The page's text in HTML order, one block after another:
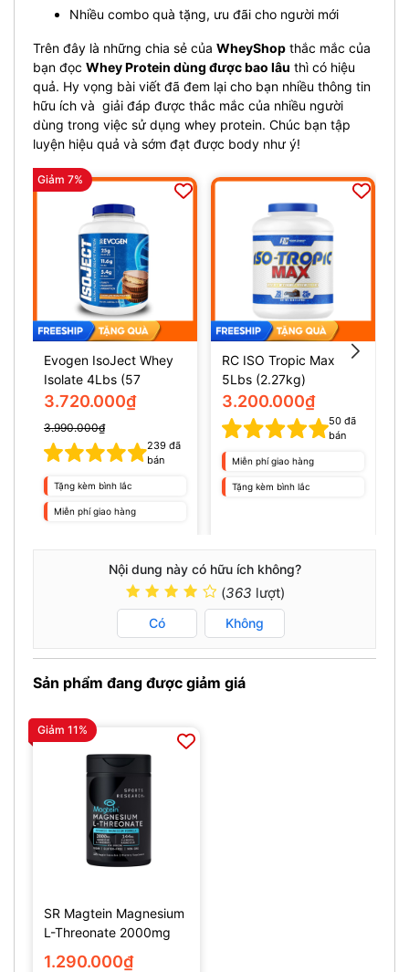
Nhiều combo quà tặng, ưu đãi cho người mới
Trên đây là những chia sẻ của WheyShop thắc mắc của
bạn đọc Whey Protein dùng được bao lâu thì có hiệu
quả. Hy vọng bài viết đã đem lại cho bạn nhiều thông tin
hữu ích và giải đáp được thắc mắc của nhiều người
dùng trong việc sử dụng whey protein. Chúc bạn tập
luyện hiệu quả và sớm đạt được body như ý!
Giảm 7%
Evogen IsoJect Whey
Isolate 4Lbs (57
servings)
3.720.000₫
3.990.000₫
239 đã
bán
Tặng kèm bình lắc
Miễn phí giao hàng
RC ISO Tropic Max
5Lbs (2.27kg)
3.200.000₫
50 đã
bán
Miễn phí giao hàng
Tặng kèm bình lắc
Nội dung này có hữu ích không?
(363 lượt)
Có Không
Sản phẩm đang được giảm giá
Giảm 11%
SR Magtein Magnesium
L-Threonate 2000mg
(135 Viên)
1.290.000₫